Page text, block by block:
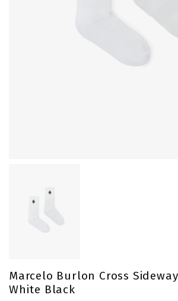
Marcelo Burlon Cross
White Black